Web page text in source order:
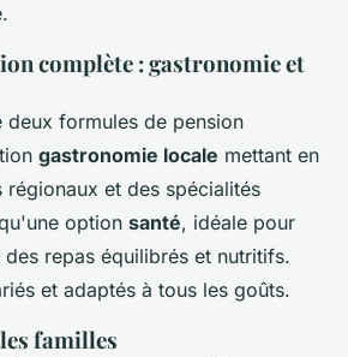
complète : gastronomie et
deux formules de pension
gastronomie locale mettant en
et des spécialités
option santé, idéale pour
repas équilibrés et nutritifs.
et adaptés à tous les goûts.
familles